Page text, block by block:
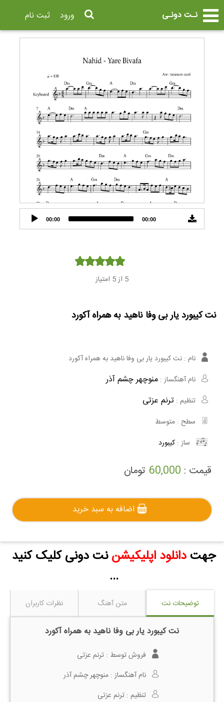
نـت دونـی ثبت نام ورود
Audio
Player
00:00 00:00
5 از 5 امتیاز
نت کیبورد یار بی وفا ناهید به همراه آکورد
نام : نت کیبورد یار بی وفا ناهید به همراه آکورد
نام آهنگساز : منوچهر چشم آذر
تنظیم : ترنم عزتی
سطح : متوسط
ساز : کیبورد
قیمت : 60,000 تومان
اضافه به سبد خرید
جهتدانلود اپلیکیشن نت دونی کلیک کنید
...
توضیحات نت متن آهنگ نظرات کاربران
نت کیبورد یار بی وفا ناهید به همراه آکورد
فروش توسط : ترنم عزتی
نام آهنگساز : منوچهر چشم آذر
تنظیم : ترنم عزتی